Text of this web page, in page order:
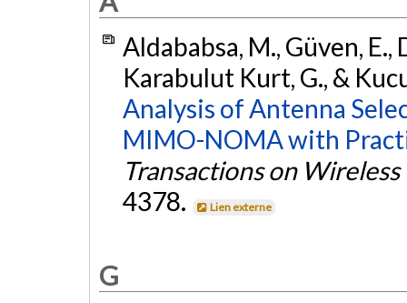
Aldababsa, M., Güven, E.,
Karabulut Kurt, G., &
Analysis of Antenna
MIMO-NOMA with
Transactions on
4378.
Lien externe
G